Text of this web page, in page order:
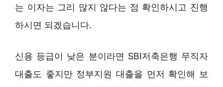
는 이자는 그리 많지 않다는 점 확인하시고 진행
하시면 되겠습니다.
신용 등급이 낮은 분이라면 SBI저축은행 무직자
대출도 좋지만 정부지원 대출을 먼저 확인해 보